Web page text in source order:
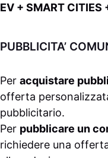
EV + SMART CITIES
PUBBLICITA’
Per acquistare
offerta
pubblicitario.
Per pubblicare un
richiedere una